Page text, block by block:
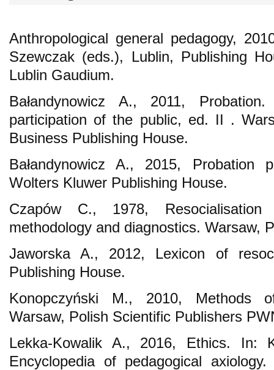
Anthropological general pedagogy,
Szewczak (eds.), Lublin, Publishing
Lublin Gaudium.
Bałandynowicz A., 2011,
participation of the public, ed. II .
Business Publishing House.
Bałandynowicz A., 2015, Probation
Wolters Kluwer Publishing House.
Czapów C., 1978,
methodology and diagnostics. Warsaw,
Jaworska A., 2012, Lexicon of
Publishing House.
Konopczyński M., 2010, Methods
Warsaw, Polish Scientific Publishers
Lekka-Kowalik A., 2016, Ethics. In:
Encyclopedia of pedagogical